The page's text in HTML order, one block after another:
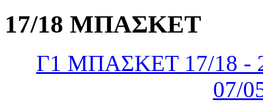
17/18 ΜΠΑΣΚΕΤ
Γ1 ΜΠΑΣΚΕΤ 17/18 -
07/